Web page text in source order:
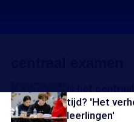
tijd? 'Het
leerlingen'